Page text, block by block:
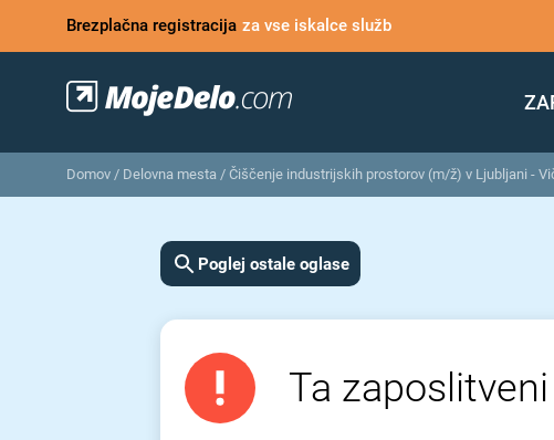
Brezplačna registracija za vse iskalce služb
Domov / Delovna mesta / Čiščenje industrijskih prostorov (m/ž) v Ljubljani -
Poglej ostale oglase
Ta